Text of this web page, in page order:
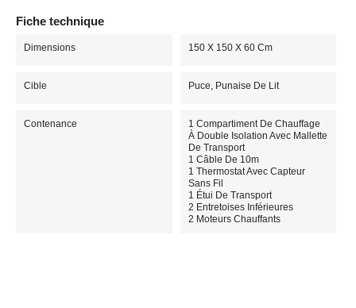
Fiche technique
Dimensions 150 X 150 X 60 Cm
Cible Puce, Punaise De Lit
Contenance
1 Compartiment De Chauffage
À Double Isolation Avec Mallette
De Transport
1 Câble De 10m
1 Thermostat Avec Capteur
Sans Fil
1 Étui De Transport
2 Entretoises Inférieures
2 Moteurs Chauffants